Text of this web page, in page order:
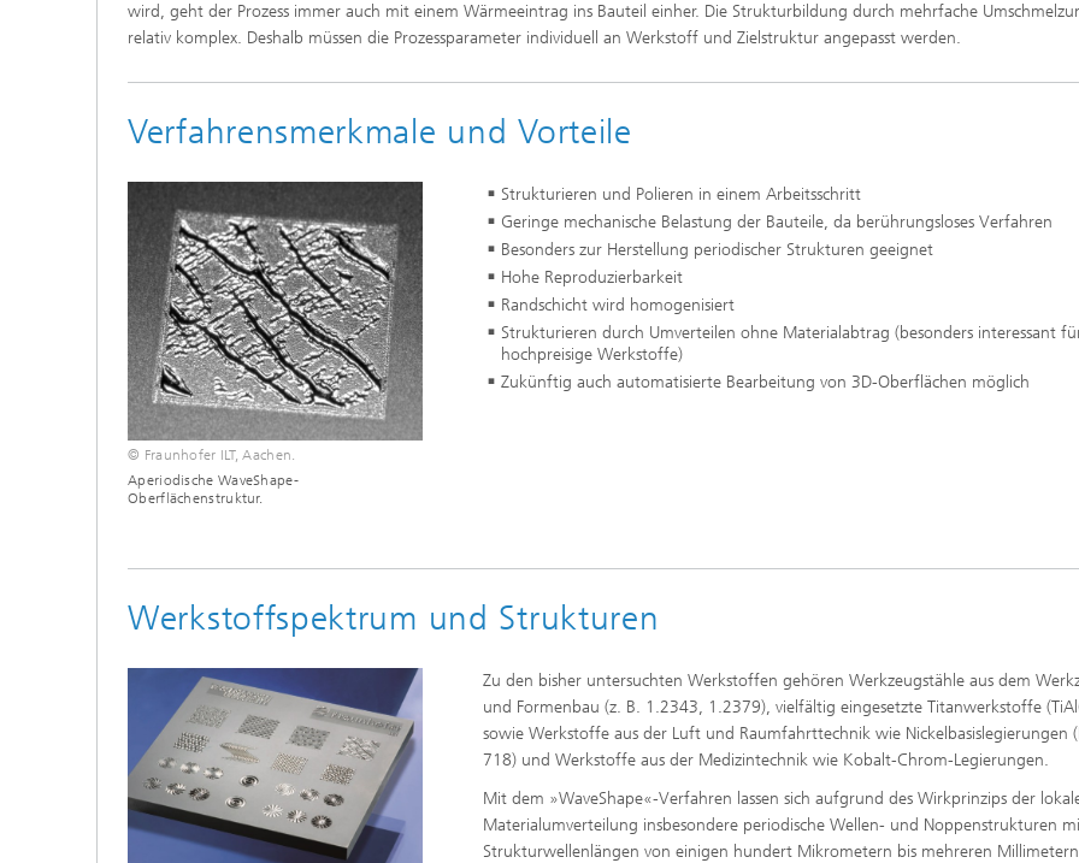
wird, geht der Prozess immer auch mit einem Wärmeeintrag ins Bauteil einher. Die Strukturbildung durch mehrfache
relativ komplex. Deshalb müssen die Prozessparameter individuell an Werkstoff und Zielstruktur angepasst werden.
Verfahrensmerkmale und Vorteile
© Fraunhofer ILT, Aachen.
Aperiodische WaveShape-
Oberflächenstruktur.
Strukturieren und Polieren in einem Arbeitsschritt
Geringe mechanische Belastung der Bauteile, da berührungsloses Verfahren
Besonders zur Herstellung periodischer Strukturen geeignet
Hohe Reproduzierbarkeit
Randschicht wird homogenisiert
Strukturieren durch Umverteilen ohne Materialabtrag (besonders interessant
hochpreisige Werkstoffe)
Zukünftig auch automatisierte Bearbeitung von 3D-Oberflächen möglich
Werkstoffspektrum und Strukturen
Zu den bisher untersuchten Werkstoffen gehören Werkzeugstähle aus dem
und Formenbau (z. B. 1.2343, 1.2379), vielfältig eingesetzte Titanwerkstoffe
sowie Werkstoffe aus der Luft und Raumfahrttechnik wie Nickelbasislegierungen
718) und Werkstoffe aus der Medizintechnik wie Kobalt-Chrom-Legierungen.
Mit dem »WaveShape«-Verfahren lassen sich aufgrund des Wirkprinzips der
Materialumverteilung insbesondere periodische Wellen- und Noppenstrukturen
Strukturwellenlängen von einigen hundert Mikrometern bis mehreren